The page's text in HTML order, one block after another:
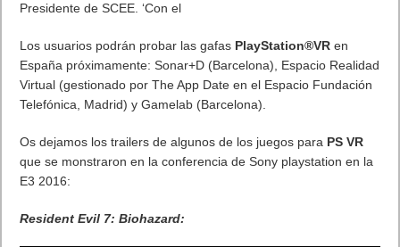
Presidente de SCEE. ‘Con el
Los usuarios podrán probar las gafas PlayStation®VR en
España próximamente: Sonar+D (Barcelona), Espacio Realidad
Virtual (gestionado por The App Date en el Espacio Fundación
Telefónica, Madrid) y Gamelab (Barcelona).
Os dejamos los trailers de algunos de los juegos para PS VR
que se monstraron en la conferencia de Sony playstation en la
E3 2016:
Resident Evil 7: Biohazard: